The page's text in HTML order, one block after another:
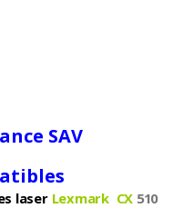
SAV
laserLexmark CX 510